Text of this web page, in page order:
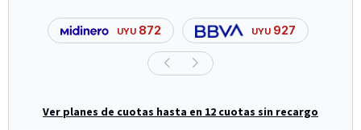
UYU 872 UYU 927
Ver planes de cuotas hasta en 12 cuotas sin recargo